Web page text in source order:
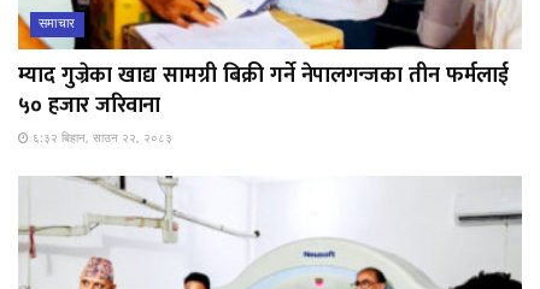
समाचार
म्याद गुज्रेका खाद्य सामग्री बिक्री गर्ने नेपालगन्जका तीन फर्मलाई
५० हजार जरिवाना
६:३२ बिहान, साउन २२, २०८३